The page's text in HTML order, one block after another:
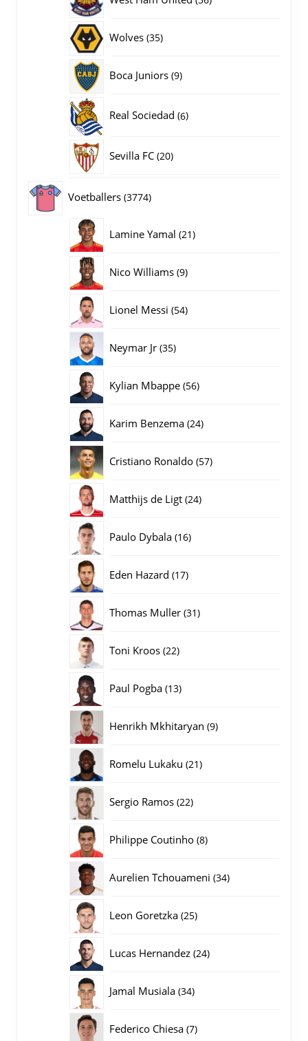
Wolves 3535
Boca Juniors 99
Real Sociedad 66
Sevilla FC 2020
Voetballers 37743774
Lamine Yamal 2121
Nico Williams 99
Lionel Messi 5454
Neymar Jr 3535
Kylian Mbappe 5656
Karim Benzema 2424
Cristiano Ronaldo 5757
Matthijs de Ligt 2424
Paulo Dybala 1616
Eden Hazard 1717
Thomas Muller 3131
Toni Kroos 2222
Paul Pogba 1313
Henrikh Mkhitaryan 99
Romelu Lukaku 2121
Sergio Ramos 2222
Philippe Coutinho 88
Aurelien Tchouameni 3434
Leon Goretzka 2525
Lucas Hernandez 2424
Jamal Musiala 3434
Federico Chiesa 77